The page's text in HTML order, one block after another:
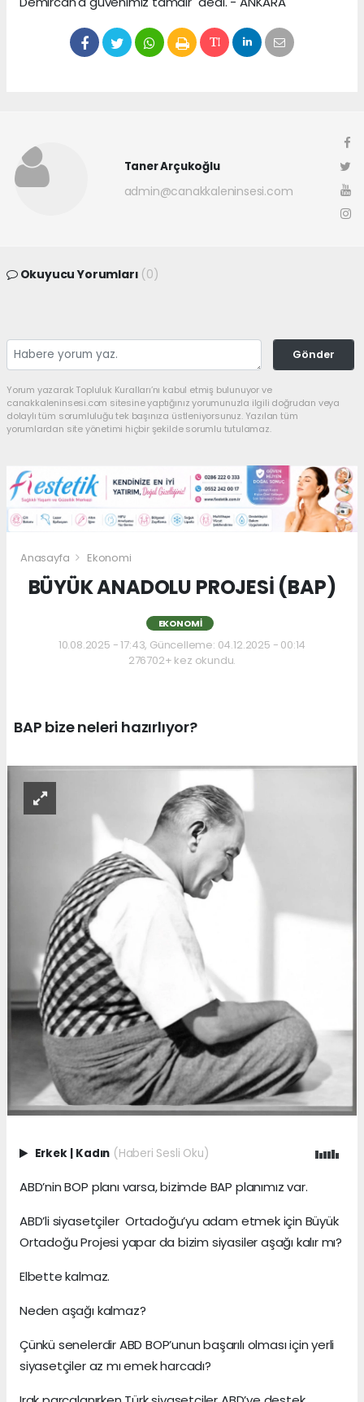
Taner Arçukoğlu
admin@canakkaleninsesi.com
Okuyucu Yorumları (0)
Gönder
Yorum yazarak Topluluk Kuralları’nı kabul etmiş bulunuyor ve
canakkaleninsesi.com sitesine yaptığınız yorumunuzla ilgili doğrudan veya
dolaylı tüm sorumluluğu tek başınıza üstleniyorsunuz. Yazılan tüm
yorumlardan site yönetimi hiçbir şekilde sorumlu tutulamaz.
Anasayfa Ekonomi
BÜYÜK ANADOLU PROJESİ (BAP)
EKONOMI
10.08.2025 - 17:43, Güncelleme: 04.12.2025 - 00:14
276702+ kez okundu.
BAP bize neleri hazırlıyor?
Erkek | Kadın (Haberi Sesli Oku)
ABD’nin BOP planı varsa, bizimde BAP planımız var.
ABD’li siyasetçiler Ortadoğu’yu adam etmek için Büyük
Ortadoğu Projesi yapar da bizim siyasiler aşağı kalır mı?
Elbette kalmaz.
Neden aşağı kalmaz?
Çünkü senelerdir ABD BOP’unun başarılı olması için yerli
siyasetçiler az mı emek harcadı?